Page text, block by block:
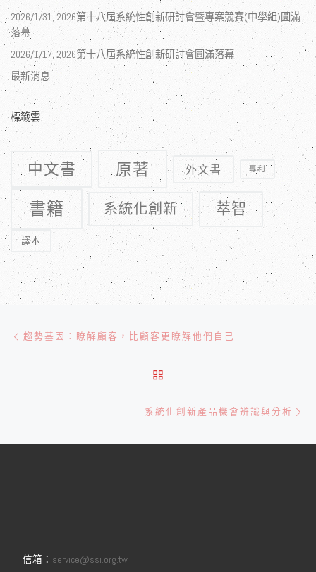
2026/1/31, 2026第十八屆系統性創新研討會暨專案競賽(中學組)圓滿
落幕
2026/1/17, 2026第十八屆系統性創新研討會圓滿落幕
最新消息
標籤雲
中文書 原著 外文書 專利
書籍 系統化創新 萃智
譯本
文章導航
趨勢基因：瞭解顧客，比顧客更瞭解他們自己
系統化創新產品機會辨識與分析
信箱： service@ssi.org.tw